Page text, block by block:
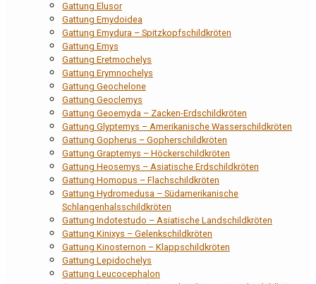
Gattung Elusor
Gattung Emydoidea
Gattung Emydura – Spitzkopfschildkröten
Gattung Emys
Gattung Eretmochelys
Gattung Erymnochelys
Gattung Geochelone
Gattung Geoclemys
Gattung Geoemyda – Zacken-Erdschildkröten
Gattung Glyptemys – Amerikanische Wasserschildkröten
Gattung Gopherus – Gopherschildkröten
Gattung Graptemys – Höckerschildkröten
Gattung Heosemys – Asiatische Erdschildkröten
Gattung Homopus – Flachschildkröten
Gattung Hydromedusa – Südamerikanische
Schlangenhalsschildkröten
Gattung Indotestudo – Asiatische Landschildkröten
Gattung Kinixys – Gelenkschildkröten
Gattung Kinosternon – Klappschildkröten
Gattung Lepidochelys
Gattung Leucocephalon